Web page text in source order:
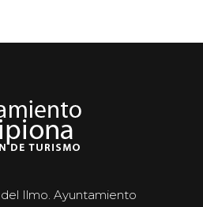
Ilmo. Ayuntamiento